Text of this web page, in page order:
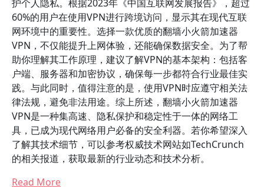
护个人隐私。根据2023年《中国互联网发展报告》，超过
60%的用户在使用VPN进行跨境访问，显示其在现代互联
网环境中的重要性。选择一款优质的翻墙小火箭加速器
VPN，不仅能提升上网体验，还能确保数据安全。为了帮
助你理解其工作原理，建议了解VPN的基本架构：包括客
户端、服务器和加密协议，确保每一步都符合行业最佳实
践。与此同时，值得注意的是，使用VPN时应遵守相关法
律法规，避免非法用途。综上所述，翻墙小火箭加速器
VPN是一种集高速、隐私保护和稳定性于一体的网络工
具，已成为现代网络用户必备的安全利器。若你希望深入
了解其技术细节，可以参考权威技术网站如TechCrunch
的相关报道，获取最新的行业动态和技术分析。
Read More